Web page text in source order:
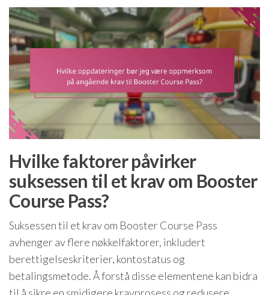
Hvilke faktorer påvirker
suksessen til et krav om Booster
Course Pass?
Suksessen til et krav om Booster Course Pass
avhenger av flere nøkkelfaktorer, inkludert
berettigelseskriterier, kontostatus og
betalingsmetode. Å forstå disse elementene kan bidra